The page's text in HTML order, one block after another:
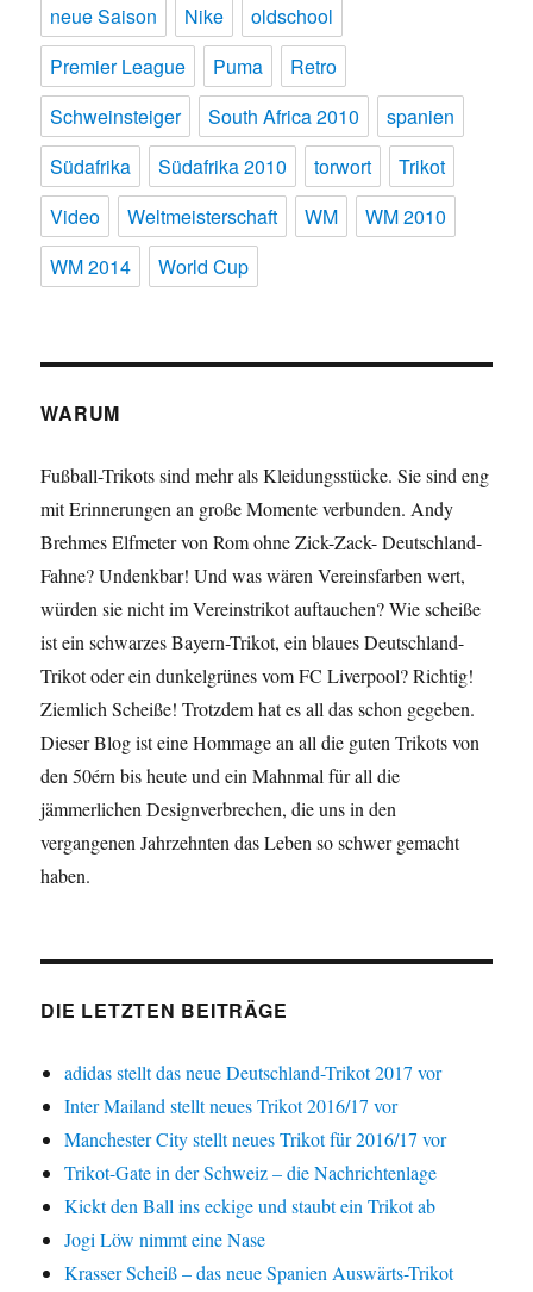
neue Saison Nike
oldschool
Premier League
Puma
Retro
Schweinsteiger
South Africa 2010
spanien
Südafrika
Südafrika 2010 torwort
Trikot
Video
Weltmeisterschaft WM
WM 2010
WM 2014
World Cup
WARUM
Fußball-Trikots sind mehr als Kleidungsstücke. Sie sind eng
mit Erinnerungen an große Momente verbunden. Andy
Brehmes Elfmeter von Rom ohne Zick-Zack- Deutschland-
Fahne? Undenkbar! Und was wären Vereinsfarben wert,
würden sie nicht im Vereinstrikot auftauchen? Wie scheiße
ist ein schwarzes Bayern-Trikot, ein blaues Deutschland-
Trikot oder ein dunkelgrünes vom FC Liverpool? Richtig!
Ziemlich Scheiße! Trotzdem hat es all das schon gegeben.
Dieser Blog ist eine Hommage an all die guten Trikots von
den 50érn bis heute und ein Mahnmal für all die
jämmerlichen Designverbrechen, die uns in den
vergangenen Jahrzehnten das Leben so schwer gemacht
haben.
DIE LETZTEN BEITRÄGE
adidas stellt das neue Deutschland-Trikot 2017 vor
Inter Mailand stellt neues Trikot 2016/17 vor
Manchester City stellt neues Trikot für 2016/17 vor
Trikot-Gate in der Schweiz – die Nachrichtenlage
Kickt den Ball ins eckige und staubt ein Trikot ab
Jogi Löw nimmt eine Nase
Krasser Scheiß – das neue Spanien Auswärts-Trikot